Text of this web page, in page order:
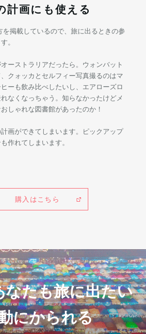
計画にも使える
掲載しているので、旅に出るときの参
。
ーストラリアだったら。ウォンバット
クォッカとセルフィー写真撮るのはマ
ーも飲み比べしたいし、エアローズロ
なくなっちゃう。知らなかったけどメ
しゃれな図書館があったのか！
画ができてしまいます。ピックアップ
作れてしまいます。
購入はこちら
たも旅に出たい
にかられる